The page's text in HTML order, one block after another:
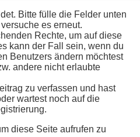
Bitte fülle die Felder unten
es erneut.
Rechte, um auf diese
kann der Fall sein, wenn du
Benutzers ändern möchtest
andere nicht erlaubte
zu verfassen und hast
wartest noch auf die
diese Seite aufrufen zu